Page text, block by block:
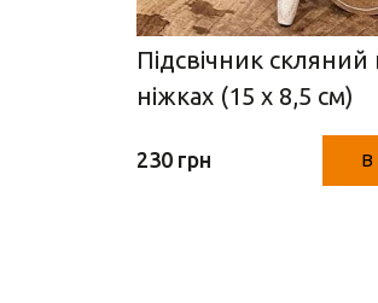
Підсвічник скляний
ніжках (15 х 8,5 см)
230 грн В